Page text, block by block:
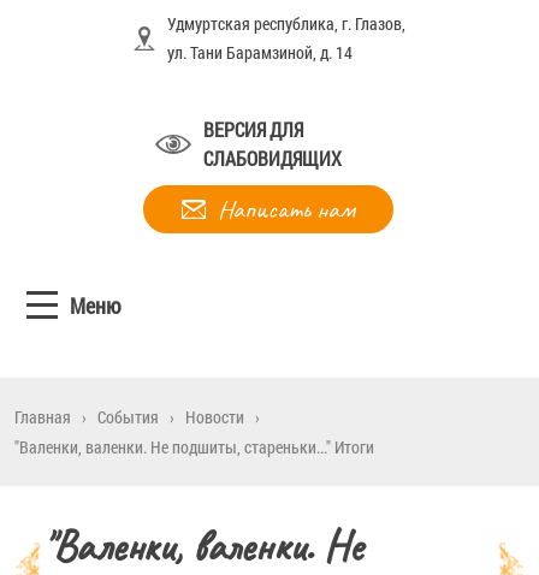
Удмуртская республика, г. Глазов,
ул. Тани Барамзиной, д. 14
ВЕРСИЯ ДЛЯ
СЛАБОВИДЯЩИХ
Написать нам
Меню
Главная › События › Новости ›
"Валенки, валенки. Не подшиты, стареньки..." Итоги
"Валенки, валенки. Не